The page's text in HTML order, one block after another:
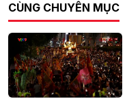
CÙNG CHUYÊN MỤC